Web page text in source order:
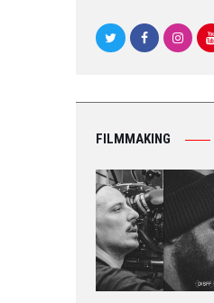
FILMMAKING